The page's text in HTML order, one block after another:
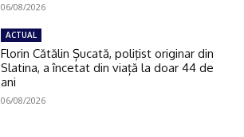
06/08/2026
ACTUAL
Florin Cătălin Șucată, poliţist originar din
Slatina, a încetat din viață la doar 44 de
ani
06/08/2026